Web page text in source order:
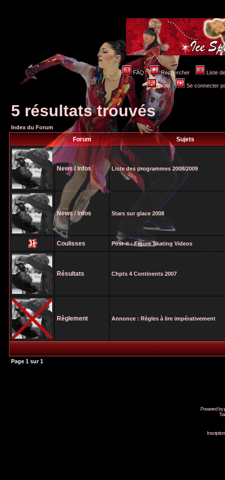
FAQ Rechercher Liste
Profil Se connecter
5 résultats trouvés
Index du Forum
Forum Sujets
News / Infos Liste des programmes 2008/2009
News / Infos Stars sur glace 2008
Coulisses Post-it : Figure Skating Videos
Résultats Chpts 4 Continents 2007
Règlement Annonce : Règles à lire impérativement
Page 1 sur1
Powered by